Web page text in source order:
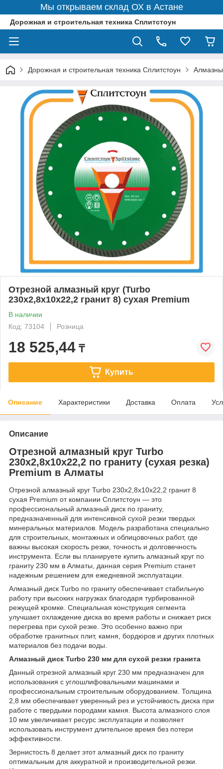
Мы открываем склад ОХ в Астане
Дорожная и строительная техника Сплитстоун
Дорожная и строительная техника Сплитстоун
Отрезной алмазный круг (Turbo
230x2,8x10x22,2 гранит 8) сухая Premium
В наличии
Код: 73104
Розница
18 525,44 ₸
Купить
Описание Характеристики Доставка Оплата
Описание
Отрезной алмазный круг Turbo
230x2,8x10x22,2 по граниту (сухая резка)
Premium в Алматы
Отрезной алмазный круг Turbo 230x2,8x10x22,2 гранит 8
сухая Premium от компании Сплитстоун — это
профессиональный алмазный диск по граниту,
предназначенный для интенсивной сухой резки твердых
минеральных материалов. Модель разработана специально
для строительных, монтажных и облицовочных работ, где
важны высокая скорость резки, точность и долговечность
инструмента. Если вы планируете купить алмазный круг по
граниту 230 мм в Алматы, данная серия Premium станет
надежным решением для ежедневной эксплуатации.
Алмазный диск Turbo по граниту обеспечивает стабильную
работу при высоких нагрузках благодаря турбированной
режущей кромке. Специальная конструкция сегмента
улучшает охлаждение диска во время работы и снижает риск
перегрева при сухой резке. Это особенно важно при
обработке гранитных плит, камня, бордюров и других плотных
материалов без подачи воды.
Алмазный диск Turbo 230 мм для сухой резки гранита
Данный отрезной алмазный круг 230 мм предназначен для
использования с углошлифовальными машинами и
профессиональным строительным оборудованием. Толщина
2,8 мм обеспечивает уверенный рез и устойчивость диска при
работе с твердыми породами камня. Высота алмазного слоя
10 мм увеличивает ресурс эксплуатации и позволяет
использовать инструмент длительное время без потери
эффективности.
Зернистость 8 делает этот алмазный диск по граниту
оптимальным для аккуратной и производительной резки.